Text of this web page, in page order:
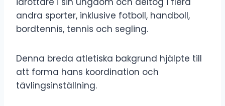
andra sporter, inklusive fotboll, handboll,
bordtennis, tennis och segling.
Denna breda atletiska bakgrund hjälpte till
att forma hans koordination och
tävlingsinställning.